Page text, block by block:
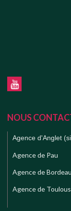
NOUS
Agence d'Anglet
Agence de Pau
Agence de
Agence de